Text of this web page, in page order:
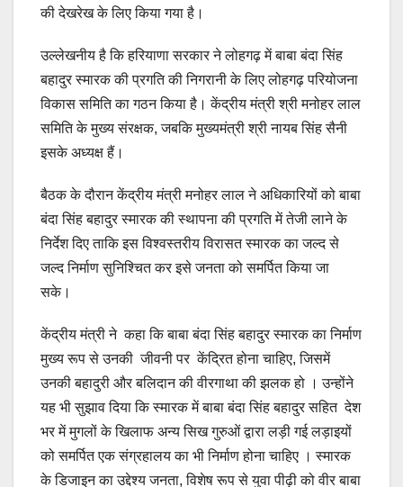
की देखरेख के लिए किया गया है।
उल्लेखनीय है कि हरियाणा सरकार ने लोहगढ़ में बाबा बंदा सिंह
बहादुर स्मारक की प्रगति की निगरानी के लिए लोहगढ़ परियोजना
विकास समिति का गठन किया है। केंद्रीय मंत्री श्री मनोहर लाल
समिति के मुख्य संरक्षक, जबकि मुख्यमंत्री श्री नायब सिंह सैनी
इसके अध्यक्ष हैं।
बैठक के दौरान केंद्रीय मंत्री मनोहर लाल ने अधिकारियों को बाबा
बंदा सिंह बहादुर स्मारक की स्थापना की प्रगति में तेजी लाने के
निर्देश दिए ताकि इस विश्वस्तरीय विरासत स्मारक का जल्द से
जल्द निर्माण सुनिश्चित कर इसे जनता को समर्पित किया जा
सके।
केंद्रीय मंत्री ने कहा कि बाबा बंदा सिंह बहादुर स्मारक का निर्माण
मुख्य रूप से उनकी जीवनी पर केंद्रित होना चाहिए, जिसमें
उनकी बहादुरी और बलिदान की वीरगाथा की झलक हो । उन्होंने
यह भी सुझाव दिया कि स्मारक में बाबा बंदा सिंह बहादुर सहित देश
भर में मुगलों के खिलाफ अन्य सिख गुरुओं द्वारा लड़ी गई लड़ाइयों
को समर्पित एक संग्रहालय का भी निर्माण होना चाहिए । स्मारक
के डिजाइन का उद्देश्य जनता, विशेष रूप से युवा पीढ़ी को वीर बाबा